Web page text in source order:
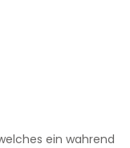
ein wahrend